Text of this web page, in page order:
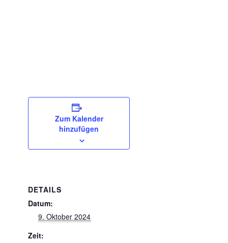
Zum Kalender
hinzufügen
DETAILS
Datum:
9. Oktober 2024
Zeit: